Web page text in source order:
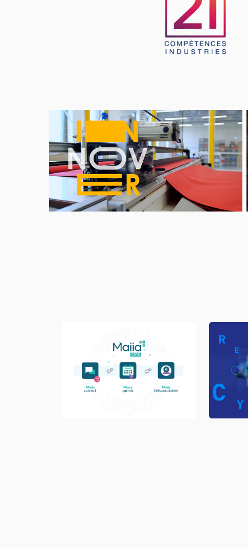
MAIIA - CPTS
DA, Illustration,
Storyboard, Animation